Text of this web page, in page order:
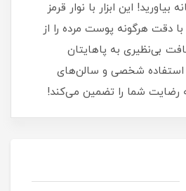
بیاورید! این ابزار با نوار قرمز
دقت هرگونه پوست مرده را از
بی‌نظیری به پاهایتان
شخصی و سالن‌های
رضایت شما را تضمین می‌کند!